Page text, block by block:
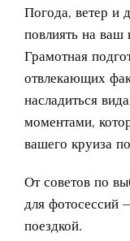
Погода, ветер и
повлиять на ваш
Грамотная
отвлекающих
насладиться
моментами,
вашего круиза
От советов по
для фотосессий
поездкой.